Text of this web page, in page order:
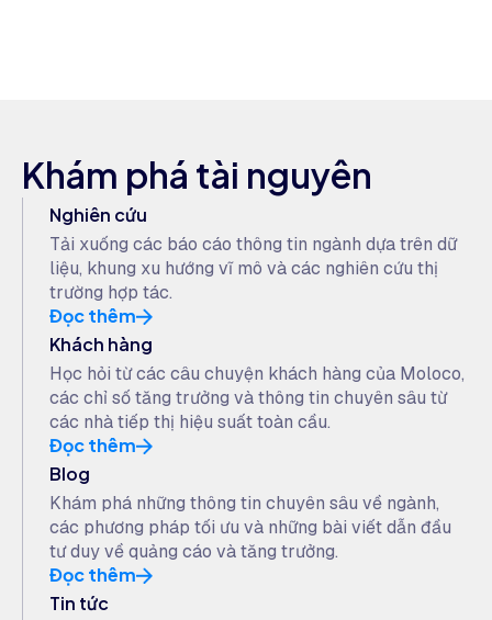
Khám phá tài nguyên
Nghiên cứu
Tải xuống các báo cáo thông tin ngành dựa trên dữ
liệu, khung xu hướng vĩ mô và các nghiên cứu thị
trường hợp tác.
Đọc thêm
Khách hàng
Học hỏi từ các câu chuyện khách hàng của Moloco,
các chỉ số tăng trưởng và thông tin chuyên sâu từ
các nhà tiếp thị hiệu suất toàn cầu.
Đọc thêm
Blog
Khám phá những thông tin chuyên sâu về ngành,
các phương pháp tối ưu và những bài viết dẫn đầu
tư duy về quảng cáo và tăng trưởng.
Đọc thêm
Tin tức